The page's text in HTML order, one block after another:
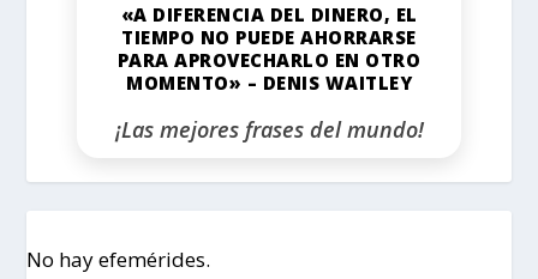
«A DIFERENCIA DEL DINERO, EL
TIEMPO NO PUEDE AHORRARSE
PARA APROVECHARLO EN OTRO
MOMENTO» – DENIS WAITLEY
¡Las mejores frases del mundo!
No hay efemérides.